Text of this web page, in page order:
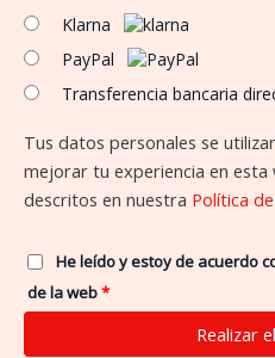
Klarna
PayPal
Transferencia bancaria
Tus datos personales se
mejorar tu experiencia en
descritos en nuestra Política
He leído y estoy de acuerdo
de la web*
Realizar